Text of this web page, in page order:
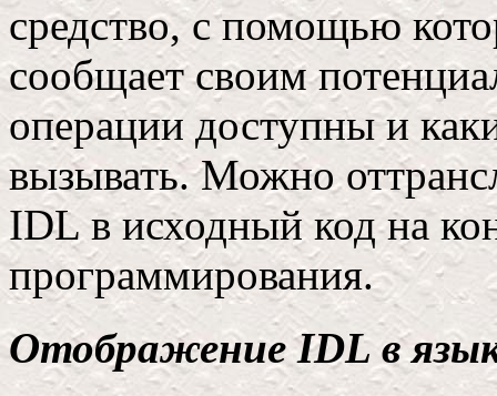
средство, с помощью
сообщает своим
операции доступны и
вызывать. Можно
IDL в исходный код на
программирования.
Отображение IDL в